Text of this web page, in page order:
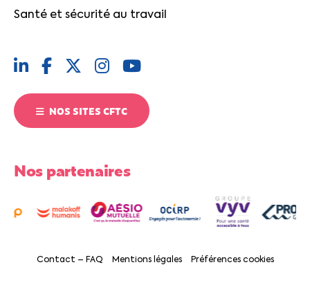
Santé et sécurité au travail
NOS SITES CFTC
Nos partenaires
Contact – FAQ Mentions légales Préférences cookies